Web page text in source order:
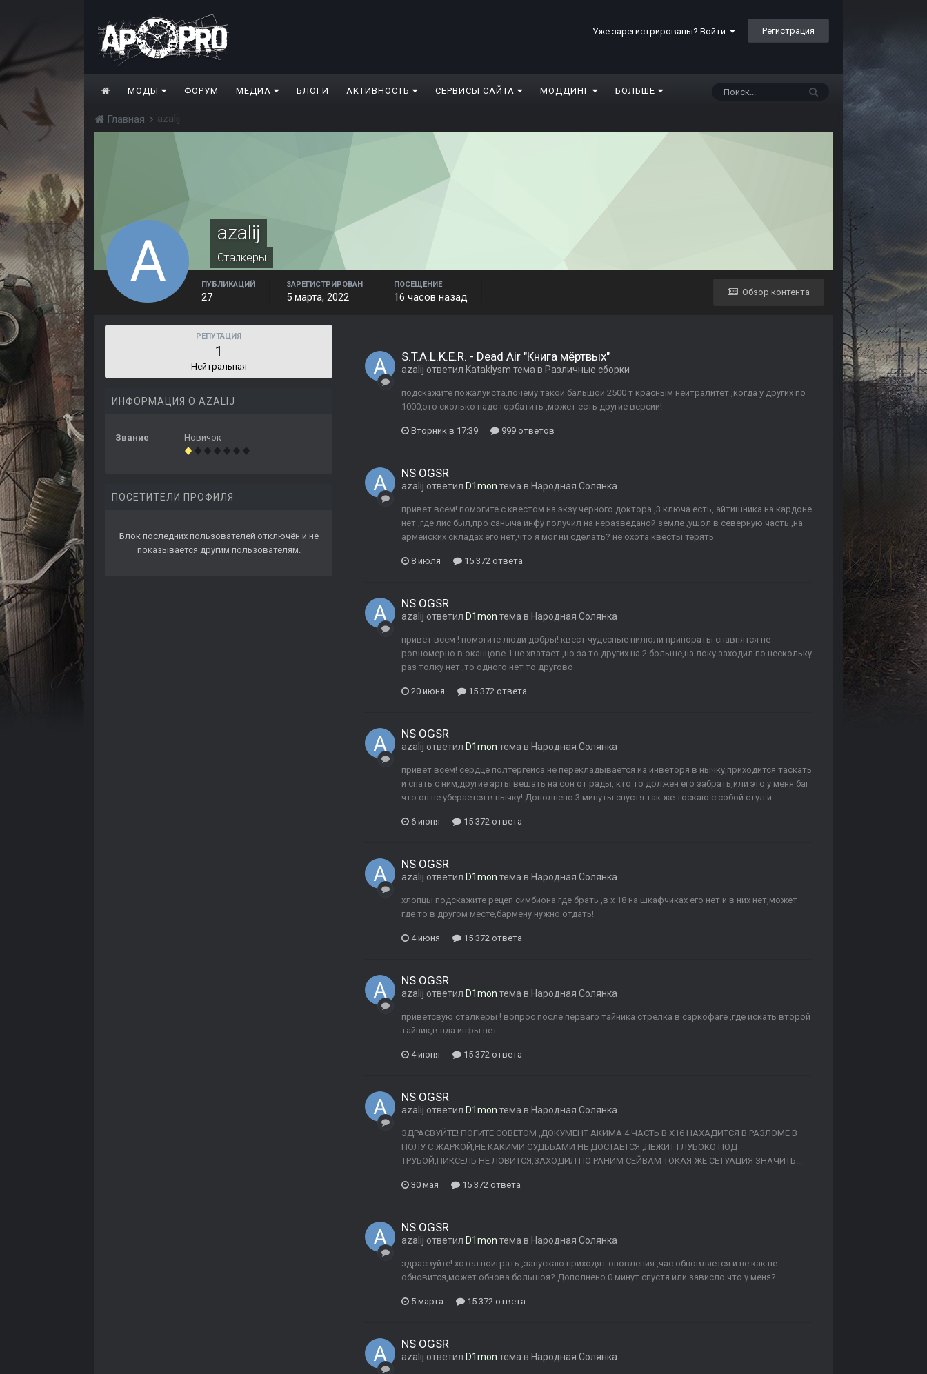
Уже зарегистрированы? Войти Регистрация
МОДЫ ФОРУМ МЕДИА БЛОГИ АКТИВНОСТЬ СЕРВИСЫ САЙТА МОДДИНГ БОЛЬШЕ
Главная azalij
azalij
Сталкеры
Обзор контента
ПУБЛИКАЦИЙ
27
ЗАРЕГИСТРИРОВАН
5 марта, 2022
ПОСЕЩЕНИЕ
16 часов назад
РЕПУТАЦИЯ
1
Нейтральная
ИНФОРМАЦИЯ О AZALIJ
Звание Новичок
ПОСЕТИТЕЛИ ПРОФИЛЯ
Блок последних пользователей отключён и не
показывается другим пользователям.
S.T.A.L.K.E.R. - Dead Air "Книга мёртвых"
azalij ответил Kataklysm тема в Различные сборки
подскажите пожалуйста,почему такой бальшой 2500 т красным нейтралитет ,когда у других по
1000,это сколько надо горбатить ,может есть другие версии!
Вторник в 17:39 999 ответов
NS OGSR
azalij ответил D1mon тема в Народная Солянка
привет всем! помогите с квестом на экзу черного доктора ,3 ключа есть, айтишника на кардоне
нет ,где лис был,про саныча инфу получил на неразведаной земле ,ушол в северную часть ,на
армейских складах его нет,что я мог ни сделать? не охота квесты терять
8 июля 15 372 ответа
NS OGSR
azalij ответил D1mon тема в Народная Солянка
привет всем ! помогите люди добры! квест чудесные пилюли припораты спавнятся не
ровномерно в оканцове 1 не хватает ,но за то других на 2 больше,на локу заходил по нескольку
раз толку нет ,то одного нет то другово
20 июня 15 372 ответа
NS OGSR
azalij ответил D1mon тема в Народная Солянка
привет всем! сердце полтергейса не перекладывается из инветоря в нычку,приходится таскать
и спать с ним,другие арты вешать на сон от рады, кто то должен его забрать,или это у меня баг
что он не уберается в нычку! Дополнено 3 минуты спустя так же тоскаю с собой стул и...
6 июня 15 372 ответа
NS OGSR
azalij ответил D1mon тема в Народная Солянка
хлопцы подскажите рецеп симбиона где брать ,в х 18 на шкафчиках его нет и в них нет,может
где то в другом месте,бармену нужно отдать!
4 июня 15 372 ответа
NS OGSR
azalij ответил D1mon тема в Народная Солянка
приветсвую сталкеры ! вопрос после перваго тайника стрелка в саркофаге ,где искать второй
тайник,в пда инфы нет.
4 июня 15 372 ответа
NS OGSR
azalij ответил D1mon тема в Народная Солянка
ЗДРАСВУЙТЕ! ПОГИТЕ СОВЕТОМ ,ДОКУМЕНТ АКИМА 4 ЧАСТЬ В Х16 НАХАДИТСЯ В РАЗЛОМЕ В
ПОЛУ С ЖАРКОЙ,НЕ КАКИМИ СУДЬБАМИ НЕ ДОСТАЕТСЯ ,ЛЕЖИТ ГЛУБОКО ПОД
ТРУБОЙ,ПИКСЕЛЬ НЕ ЛОВИТСЯ,ЗАХОДИЛ ПО РАНИМ СЕЙВАМ ТОКАЯ ЖЕ СЕТУАЦИЯ ЗНАЧИТЬ...
30 мая 15 372 ответа
NS OGSR
azalij ответил D1mon тема в Народная Солянка
здрасвуйте! хотел поиграть ,запускаю приходят оновления ,час обновляется и не как не
обновится,может обнова большоя? Дополнено 0 минут спустя или зависло что у меня?
5 марта 15 372 ответа
NS OGSR
azalij ответил D1mon тема в Народная Солянка